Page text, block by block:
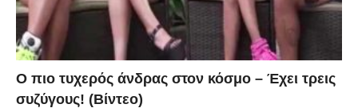
Ο πιο τυχερός άνδρας στον κόσμο – Έχει τρεις
συζύγους! (Βίντεο)